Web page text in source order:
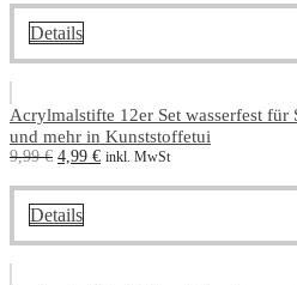
war:
19,99 €
ist:
Details
Acrylmalstifte 12er Set wasserfest
und mehr in Kunststoffetui
9,99€ Ursprünglicher
war:
9,99 €
4,99 €Aktueller
ist:
inkl. MwSt
Details